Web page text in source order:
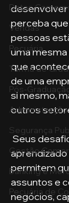
Datas
Vendas
Pecuária
Turma de
Pós-
Administração
Segurança
Gestão
Banking e
Pecuária de
perceba
pessoas
uma mesma
que
de uma
si mesmo,
outros
permitem
assuntos e
negócios,